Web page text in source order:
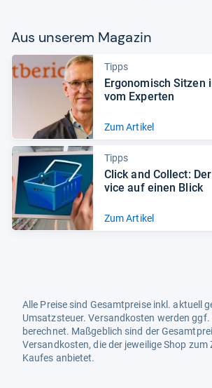
Aus unse­rem Maga­zin
Tipps
Ergo­no­misch Sit­zen
vom Exper­ten
Zum Artikel
Tipps
Click and Col­lect:
vice auf einen Blick
Zum Artikel
Alle Preise sind Gesamtpreise inkl. aktuell
Umsatzsteuer. Versandkosten werden
berechnet. Maßgeblich sind der
Versandkosten, die der jeweilige Shop zum
Kaufes anbietet.